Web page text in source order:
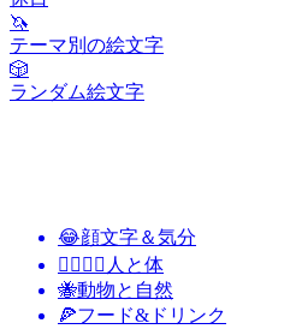
🦄
テーマ別の絵文字
🎲
ランダム絵文字
😂顔文字＆気分
👩‍❤️‍💋‍👨 人と体
🐝動物と自然
🍕フード&ドリンク